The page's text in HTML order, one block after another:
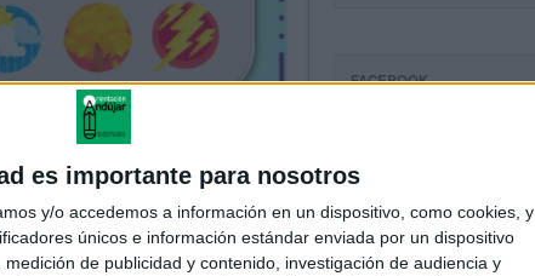
es importante para nosotros
y/o accedemos a información en un dispositivo, como cookies, y
únicos e información estándar enviada por un dispositivo
de publicidad y contenido, investigación de audiencia y
FACEBOOK